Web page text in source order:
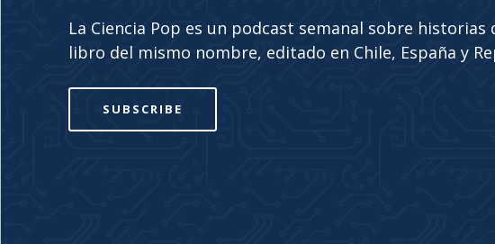
La Ciencia Pop es un podcast semanal sobre
libro del mismo nombre, editado en Chile, España y
SUBSCRIBE